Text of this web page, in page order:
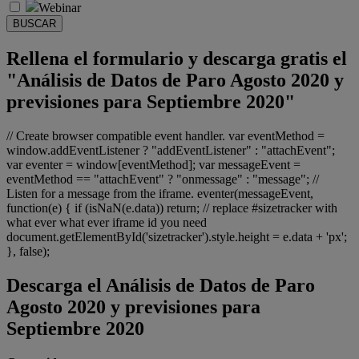
Webinar
BUSCAR
Rellena el formulario y descarga gratis el
"Análisis de Datos de Paro Agosto 2020 y
previsiones para Septiembre 2020"
// Create browser compatible event handler. var eventMethod =
window.addEventListener ? "addEventListener" : "attachEvent";
var eventer = window[eventMethod]; var messageEvent =
eventMethod == "attachEvent" ? "onmessage" : "message"; //
Listen for a message from the iframe. eventer(messageEvent,
function(e) { if (isNaN(e.data)) return; // replace #sizetracker with
what ever what ever iframe id you need
document.getElementById('sizetracker').style.height = e.data + 'px';
}, false);
Descarga el Análisis de Datos de Paro
Agosto 2020 y previsiones para
Septiembre 2020